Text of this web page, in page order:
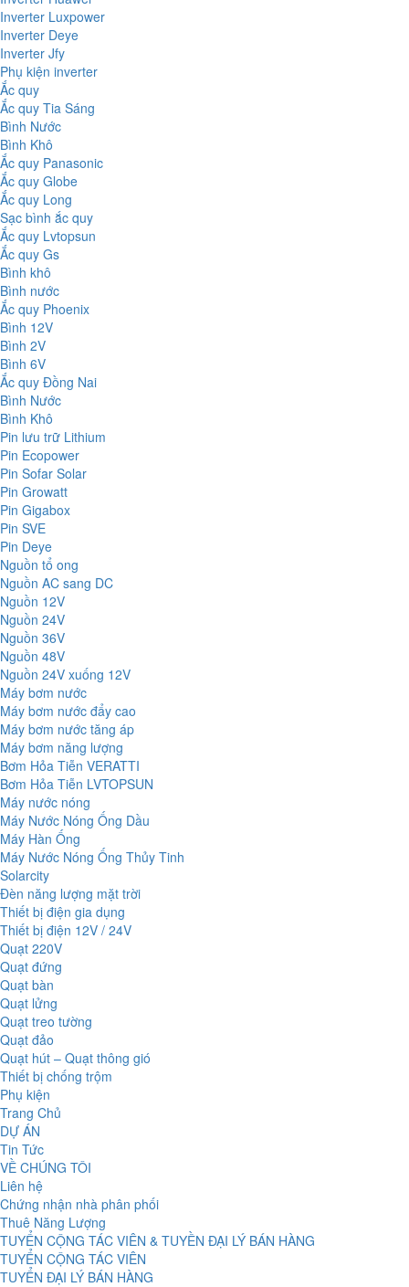
Inverter Luxpower
Inverter Deye
Inverter Jfy
Phụ kiện inverter
Ắc quy
Ắc quy Tia Sáng
Bình Nước
Bình Khô
Ắc quy Panasonic
Ắc quy Globe
Ắc quy Long
Sạc bình ắc quy
Ắc quy Lvtopsun
Ắc quy Gs
Bình khô
Bình nước
Ắc quy Phoenix
Bình 12V
Bình 2V
Bình 6V
Ắc quy Đồng Nai
Bình Nước
Bình Khô
Pin lưu trữ Lithium
Pin Ecopower
Pin Sofar Solar
Pin Growatt
Pin Gigabox
Pin SVE
Pin Deye
Nguồn tổ ong
Nguồn AC sang DC
Nguồn 12V
Nguồn 24V
Nguồn 36V
Nguồn 48V
Nguồn 24V xuống 12V
Máy bơm nước
Máy bơm nước đẩy cao
Máy bơm nước tăng áp
Máy bơm năng lượng
Bơm Hỏa Tiễn VERATTI
Bơm Hỏa Tiễn LVTOPSUN
Máy nước nóng
Máy Nước Nóng Ống Dầu
Máy Hàn Ống
Máy Nước Nóng Ống Thủy Tinh
Solarcity
Đèn năng lượng mặt trời
Thiết bị điện gia dụng
Thiết bị điện 12V / 24V
Quạt 220V
Quạt đứng
Quạt bàn
Quạt lửng
Quạt treo tường
Quạt đảo
Quạt hút – Quạt thông gió
Thiết bị chống trộm
Phụ kiện
Trang Chủ
DỰ ÁN
Tin Tức
VỀ CHÚNG TÔI
Liên hệ
Chứng nhận nhà phân phối
Thuê Năng Lượng
TUYỂN CỘNG TÁC VIÊN & TUYỀN ĐẠI LÝ BÁN HÀNG
TUYỂN CỘNG TÁC VIÊN
TUYỂN ĐẠI LÝ BÁN HÀNG